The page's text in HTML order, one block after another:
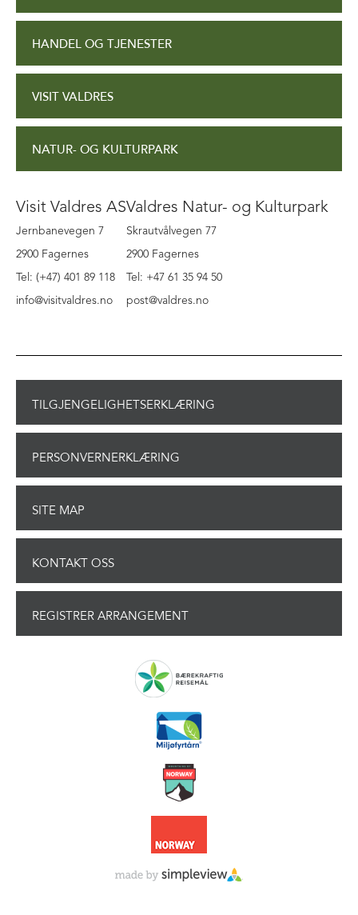
HANDEL OG TJENESTER
VISIT VALDRES
NATUR- OG KULTURPARK
Visit Valdres AS
Jernbanevegen 7
2900 Fagernes
Tel: (+47) 401 89 118
info@visitvaldres.no
Valdres Natur- og Kulturpark
Skrautvålvegen 77
2900 Fagernes
Tel: +47 61 35 94 50
post@valdres.no
TILGJENGELIGHETSERKLÆRING
PERSONVERNERKLÆRING
SITE MAP
KONTAKT OSS
REGISTRER ARRANGEMENT